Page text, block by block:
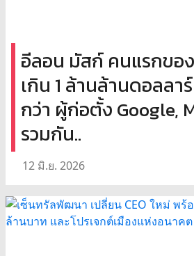
อีลอน มัสก์ คนแรกขอ
เกิน 1 ล้านล้านดอลลา
กว่า ผู้ก่อตั้ง Google,
รวมกัน..
12 มิ.ย. 2026